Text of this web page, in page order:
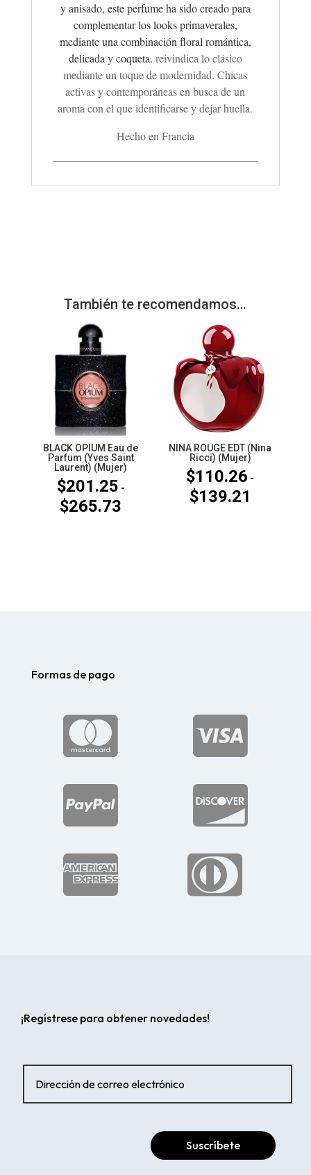
y anisado, este perfume ha sido creado para
complementar los looks primaverales,
mediante una combinación floral romántica,
delicada y coqueta. reivindica lo clásico
mediante un toque de modernidad.Chicas
activas y contemporáneas en busca de un
aroma con el que identificarse y dejar huella.
Hecho en Francia
También te recomendamos…
BLACK OPIUM Eau de
Parfum (Yves Saint
Laurent) (Mujer)
$201.25 -
$265.73
NINA ROUGE EDT (Nina
Ricci) (Mujer)
$110.26 -
$139.21
Formas de pago






¡Regístrese para obtener novedades!
Suscríbete